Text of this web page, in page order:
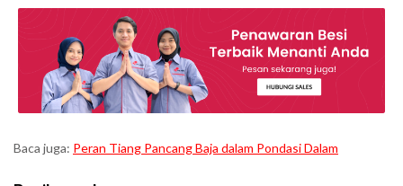
Baca juga: Peran Tiang Pancang Baja dalam Pondasi Dalam